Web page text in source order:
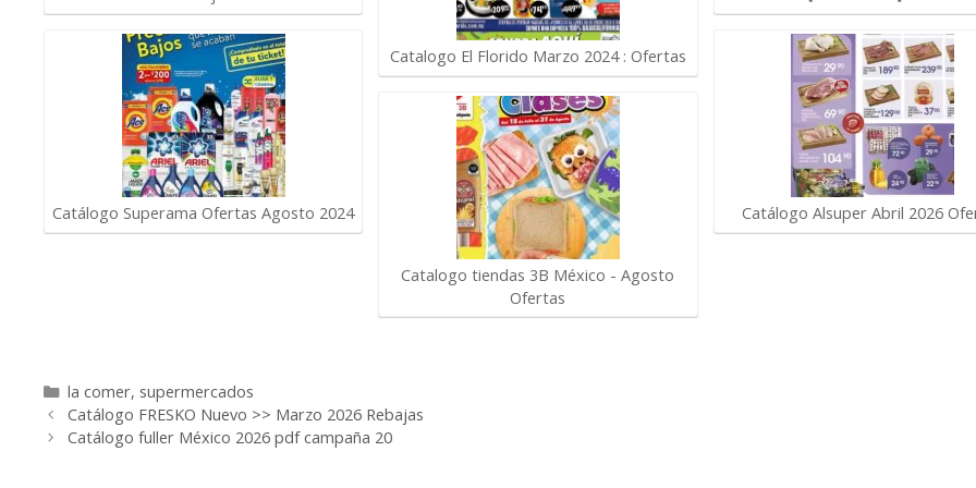
Catálogo Superama Ofertas Agosto 2024
Catalogo El Florido Marzo 2024 : Ofertas
Catalogo tiendas 3B México - Agosto
Ofertas
Catálogo Alsuper Abril 2026
Categorías
la comer, supermercados
Catálogo FRESKO Nuevo >> Marzo 2026 Rebajas
Catálogo fuller México 2026 pdf campaña 20